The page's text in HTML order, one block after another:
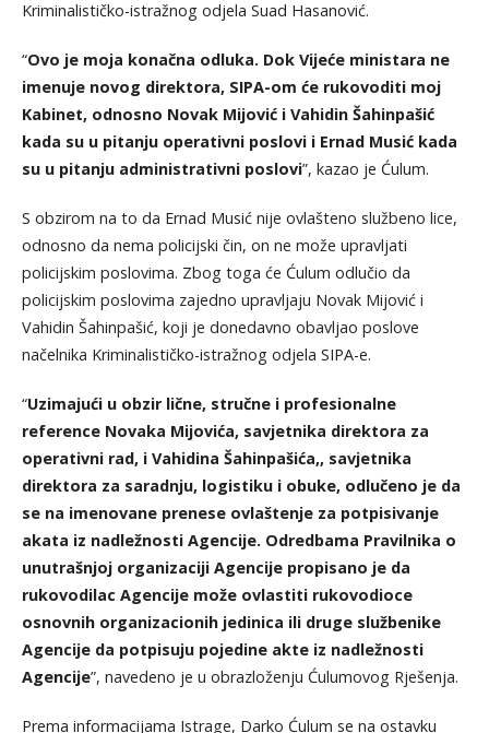
Kriminalističko-istražnog odjela Suad Hasanović.
“Ovo je moja konačna odluka. Dok Vijeće ministara ne
imenuje novog direktora, SIPA-om će rukovoditi moj
Kabinet, odnosno Novak Mijović i Vahidin Šahinpašić
kada su u pitanju operativni poslovi i Ernad Musić kada
su u pitanju administrativni poslovi”, kazao je Ćulum.
S obzirom na to da Ernad Musić nije ovlašteno službeno lice,
odnosno da nema policijski čin, on ne može upravljati
policijskim poslovima. Zbog toga će Ćulum odlučio da
policijskim poslovima zajedno upravljaju Novak Mijović i
Vahidin Šahinpašić, koji je donedavno obavljao poslove
načelnika Kriminalističko-istražnog odjela SIPA-e.
“Uzimajući u obzir lične, stručne i profesionalne
reference Novaka Mijovića, savjetnika direktora za
operativni rad, i Vahidina Šahinpašića,, savjetnika
direktora za saradnju, logistiku i obuke, odlučeno je da
se na imenovane prenese ovlaštenje za potpisivanje
akata iz nadležnosti Agencije. Odredbama Pravilnika o
unutrašnjoj organizaciji Agencije propisano je da
rukovodilac Agencije može ovlastiti rukovodioce
osnovnih organizacionih jedinica ili druge službenike
Agencije da potpisuju pojedine akte iz nadležnosti
Agencije”, navedeno je u obrazloženju Ćulumovog Rješenja.
Prema informacijama Istrage, Darko Ćulum se na ostavku